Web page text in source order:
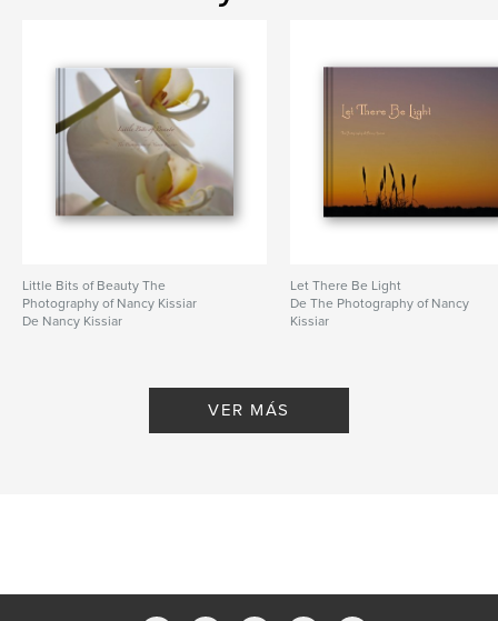
Little Bits of Beauty The
Photography of Nancy Kissiar
De Nancy Kissiar
Let There Be Light
De The Photography of Nancy
Kissiar
VER MÁS